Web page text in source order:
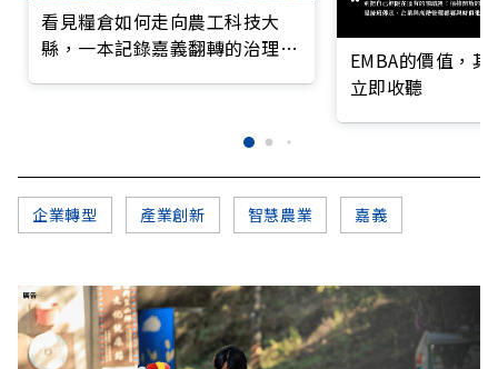
看見糧倉如何走向農工科技大
縣，一本記錄嘉義翻轉的治理實
EMBA的價值，
立即收聽
企業轉型 產業創新 智慧農業 嘉義